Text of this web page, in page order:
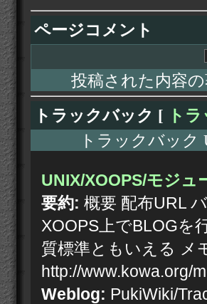
ページコメント
投稿された内容
トラックバック [ ト
トラックバック
UNIX/XOOPS/モジ
要約: 概要 配布URL
XOOPS上でBLOGを
質標準ともいえる メ
http://www.kowa.org/
Weblog: PukiWiki/